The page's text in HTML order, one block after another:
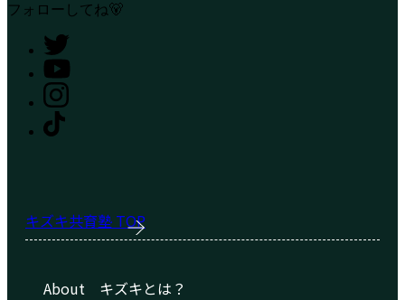
フォローしてね🐻
キズキ共育塾 TOP
About キズキとは？